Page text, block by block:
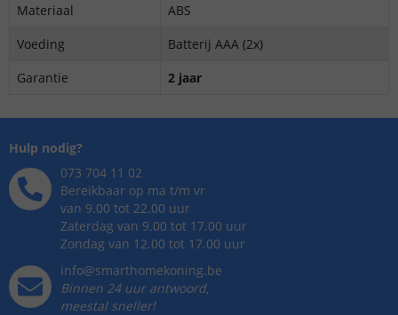
Materiaal
ABS
Voeding
Batterij AAA (2x)
Garantie
2 jaar
Hulp nodig?
073 704 11 02
Bereikbaar op ma t/m vr
van 9.00 tot 22.00 uur
Zaterdag van 9.00 tot 17.00 uur
Zondag van 12.00 tot 17.00 uur
info@smarthomekoning.be
Binnen 24 uur antwoord,
meestal sneller!